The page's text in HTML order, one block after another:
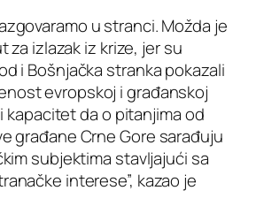
u stranci. Možda je
za izlazak iz krize, jer su
i Bošnjačka stranka pokazali
evropskoj i građanskoj
kapacitet da o pitanjima od
građane Crne Gore sarađuju
subjektima stavljajući sa
interese”, kazao je